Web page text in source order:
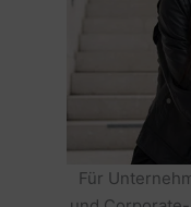
Für